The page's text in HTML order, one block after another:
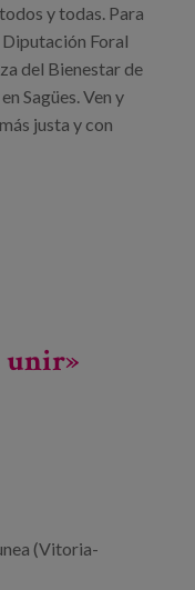
y todas. Para
Diputación Foral
del Bienestar de
Sagües. Ven y
justa y con
Donostia
unir»
(Vitoria-